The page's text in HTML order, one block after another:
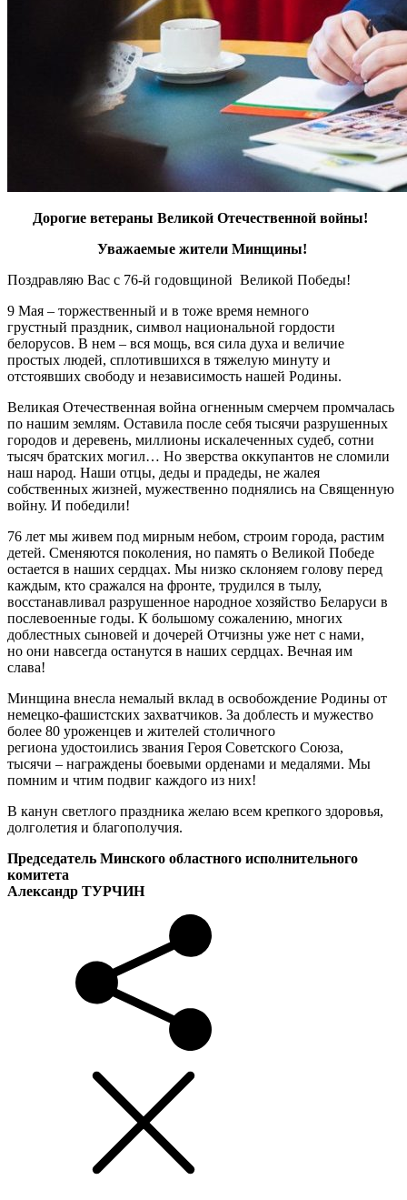
Дорогие ветераны Великой Отечественной войны!
Уважаемые жители Минщины!
Поздравляю Вас с 76-й годовщиной Великой Победы!
9 Мая – торжественный и в тоже время немного
грустный праздник, символ национальной гордости
белорусов. В нем – вся мощь, вся сила духа и величие
простых людей, сплотившихся в тяжелую минуту и
отстоявших свободу и независимость нашей Родины.
Великая Отечественная война огненным смерчем промчалась
по нашим землям. Оставила после себя тысячи разрушенных
городов и деревень, миллионы искалеченных судеб, сотни
тысяч братских могил… Но зверства оккупантов не сломили
наш народ. Наши отцы, деды и прадеды, не жалея
собственных жизней, мужественно поднялись на Священную
войну. И победили!
76 лет мы живем под мирным небом, строим города, растим
детей. Сменяются поколения, но память о Великой Победе
остается в наших сердцах. Мы низко склоняем голову перед
каждым, кто сражался на фронте, трудился в тылу,
восстанавливал разрушенное народное хозяйство Беларуси в
послевоенные годы. К большому сожалению, многих
доблестных сыновей и дочерей Отчизны уже нет с нами,
но они навсегда останутся в наших сердцах. Вечная им
слава!
Минщина внесла немалый вклад в освобождение Родины от
немецко-фашистских захватчиков. За доблесть и мужество
более 80 уроженцев и жителей столичного
региона удостоились звания Героя Советского Союза,
тысячи – награждены боевыми орденами и медалями. Мы
помним и чтим подвиг каждого из них!
В канун светлого праздника желаю всем крепкого здоровья,
долголетия и благополучия.
Председатель Минского областного исполнительного
комитета
Александр ТУРЧИН